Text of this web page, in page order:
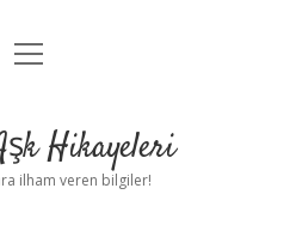
Anasayfa
Uyarı
menüyü
Hikayeleri
ilham veren bilgiler!